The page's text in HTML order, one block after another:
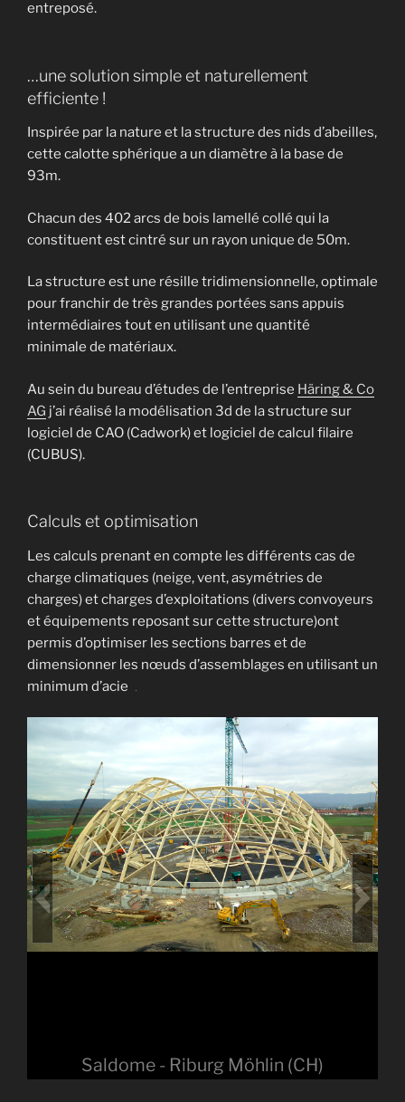
entreposé.
…une solution simple et naturellement
efficiente !
Inspirée par la nature et la structure des nids d’abeilles,
cette calotte sphérique a un diamètre à la base de
93m.
Chacun des 402 arcs de bois lamellé collé qui la
constituent est cintré sur un rayon unique de 50m.
La structure est une résille tridimensionnelle, optimale
pour franchir de très grandes portées sans appuis
intermédiaires tout en utilisant une quantité
minimale de matériaux.
Au sein du bureau d’études de l’entreprise Häring & Co
AG j’ai réalisé la modélisation 3d de la structure sur
logiciel de CAO (Cadwork) et logiciel de calcul filaire
(CUBUS).
Calculs et optimisation
Les calculs prenant en compte les différents cas de
charge climatiques (neige, vent, asymétries de
charges) et charges d’exploitations (divers convoyeurs
et équipements reposant sur cette structure)ont
permis d’optimiser les sections barres et de
dimensionner les nœuds d’assemblages en utilisant un
minimum d’acier.
Saldome - Riburg Möhlin (CH)